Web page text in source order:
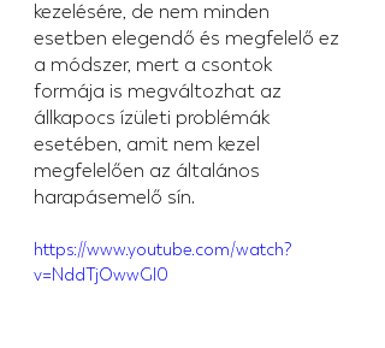
kezelésére, de nem minden
esetben elegendő és megfelelő ez
a módszer, mert a csontok
formája is megváltozhat az
állkapocs ízületi problémák
esetében, amit nem kezel
megfelelően az általános
harapásemelő sín.
https://www.youtube.com/watch?
v=NddTjOwwGl0